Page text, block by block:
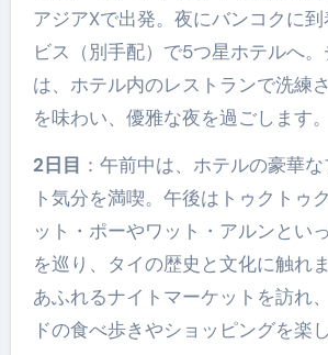
アジアXで出発。夜にバンコクに
ビス（別手配）で5つ星ホテルへ
は、ホテル内のレストランで洗練
を味わい、優雅な夜を過ごします。
2日目 ：午前中は、ホテルの豪華
ト気分を満喫。午後はトゥクトゥ
ット・ポーやワット・アルンとい
を巡り、タイの歴史と文化に触れ
あふれるナイトマーケットを訪れ
ドの食べ歩きやショッピングを楽